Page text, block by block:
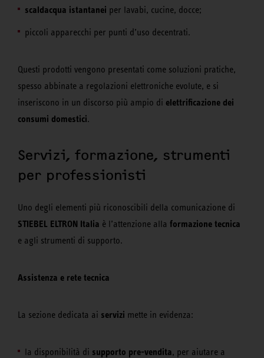
scaldacqua istantanei per lavabi, cucine, docce;
piccoli apparecchi per punti d’uso decentrati.
Questi prodotti vengono presentati come soluzioni pratiche,
spesso abbinate a regolazioni elettroniche evolute, e si
inseriscono in un discorso più ampio di elettrificazione dei
consumi domestici.
Servizi, formazione, strumenti
per professionisti
Uno degli elementi più riconoscibili della comunicazione di
STIEBEL ELTRON Italia è l’attenzione alla formazione tecnica
e agli strumenti di supporto.
Assistenza e rete tecnica
La sezione dedicata ai servizi mette in evidenza:
la disponibilità di supporto pre-vendita, per aiutare a